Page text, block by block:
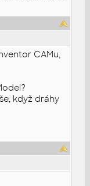
CAMu,
když dráhy